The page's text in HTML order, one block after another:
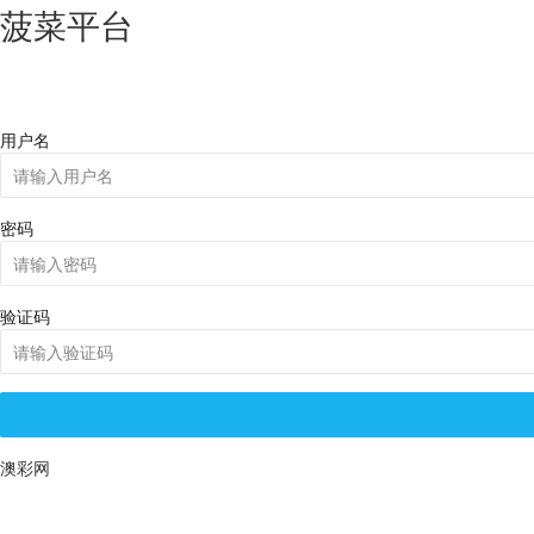
菠菜平台
用户名
密码
验证码
澳彩网